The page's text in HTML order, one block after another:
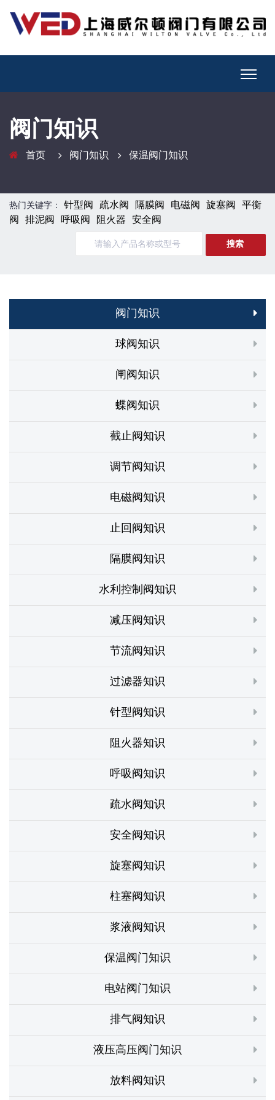
阀门知识
首页 阀门知识 保温阀门知识
热门关键字： 针型阀 疏水阀 隔膜阀 电磁阀 旋塞阀
平衡
阀
排泥阀 呼吸阀 阻火器 安全阀
搜索
阀门知识
球阀知识
闸阀知识
蝶阀知识
截止阀知识
调节阀知识
电磁阀知识
止回阀知识
隔膜阀知识
水利控制阀知识
减压阀知识
节流阀知识
过滤器知识
针型阀知识
阻火器知识
呼吸阀知识
疏水阀知识
安全阀知识
旋塞阀知识
柱塞阀知识
浆液阀知识
保温阀门知识
电站阀门知识
排气阀知识
液压高压阀门知识
放料阀知识